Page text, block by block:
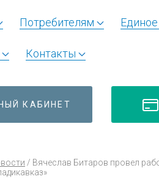
Потребителям
Контакты
КАБИНЕТ
/ Вячеслав Битаров провел